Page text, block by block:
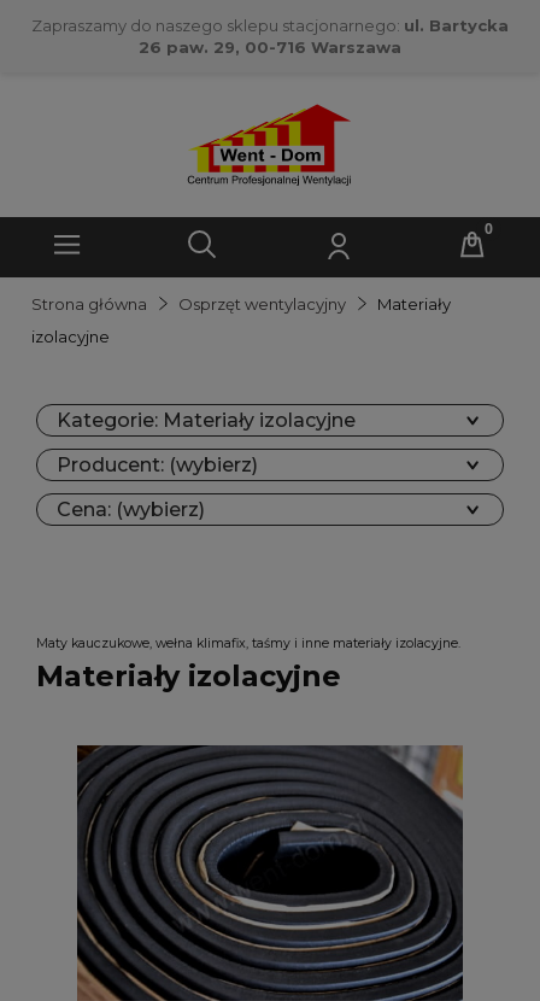
Zapraszamy do naszego sklepu stacjonarnego: ul. Bartycka
26 paw. 29, 00-716 Warszawa
Strona główna Osprzęt wentylacyjny
Materiały
izolacyjne
Kategorie: Materiały izolacyjne
Producent: (wybierz)
Cena: (wybierz)
Maty kauczukowe, wełna klimafix, taśmy i inne materiały izolacyjne.
Materiały izolacyjne